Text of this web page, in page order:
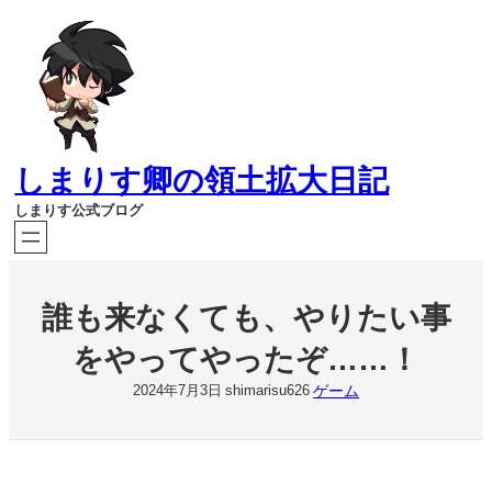
しまりす卿の領土拡大日記
しまりす公式ブログ
誰も来なくても、やりたい事
をやってやったぞ……！
2024年7月3日 shimarisu626 ゲーム